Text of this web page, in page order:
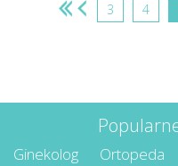
3 4
Ginekolog Ortopeda